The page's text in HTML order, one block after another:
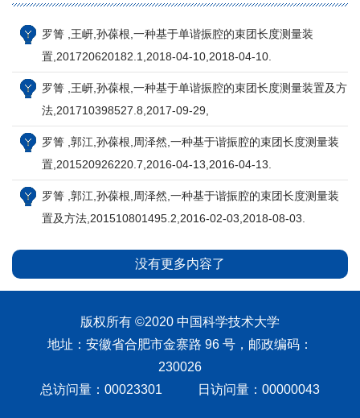
罗箐 ,王岍,孙葆根,一种基于单谐振腔的束团长度测量装
置,201720620182.1,2018-04-10,2018-04-10.
罗箐 ,王岍,孙葆根,一种基于单谐振腔的束团长度测量装置及方
法,201710398527.8,2017-09-29,
罗箐 ,郭江,孙葆根,周泽然,一种基于谐振腔的束团长度测量装
置,201520926220.7,2016-04-13,2016-04-13.
罗箐 ,郭江,孙葆根,周泽然,一种基于谐振腔的束团长度测量装
置及方法,201510801495.2,2016-02-03,2018-08-03.
没有更多内容了
版权所有 ©2020 中国科学技术大学
地址：安徽省合肥市金寨路 96 号，邮政编码：
230026
总访问量： 00023301 日访问量： 00000043